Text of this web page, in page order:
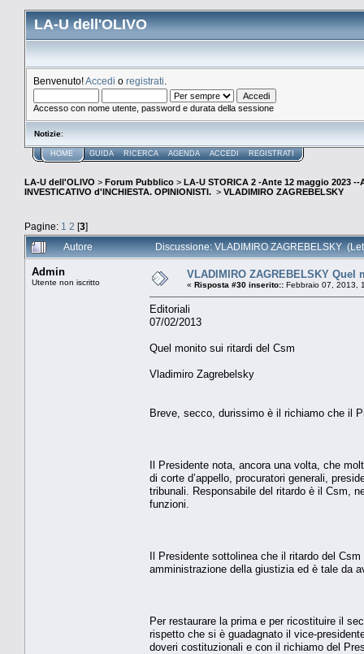
LA-U dell'OLIVO
Benvenuto!Accedi o registrati
Accesso con nome utente, password e durata della sessione
Notizie:
HOME GUIDA RICERCA AGENDA ACCEDI REGISTRATI
LA-U dell'OLIVO > Forum Pubblico > LA-U STORICA 2 -Ante 12 maggio 2023 --
INVESTICATIVO d'INCHIESTA. OPINIONISTI. > VLADIMIRO ZAGREBELSKY
Pagine: 1 2 [3]
Autore
Discussione: VLADIMIRO ZAGREBELSKY
Admin
Utente non iscritto
VLADIMIRO ZAGREBELSKY
« Risposta #30 inserito:: Febbraio 07, 2013,
Editoriali
07/02/2013
Quel monito sui ritardi del Csm
Vladimiro Zagrebelsky
Breve, secco, durissimo è il richiamo che il
Il Presidente nota, ancora una volta, che
di corte d’appello, procuratori generali,
tribunali. Responsabile del ritardo è il Csm,
funzioni.
Il Presidente sottolinea che il ritardo del
amministrazione della giustizia ed è tale da
Per restaurare la prima e per ricostituire il
rispetto che si è guadagnato il vice-
doveri costituzionali e con il richiamo del